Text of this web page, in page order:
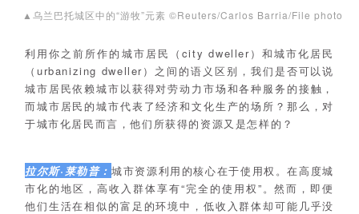
▲乌兰巴托城区中的“游牧”元素 ©Reuters/Carlos Barria/File photo
利用你之前所作的城市居民（city dweller）和城市化居民
（urbanizing dweller）之间的语义区别，我们是否可以说
城市居民依赖城市以获得对劳动力市场和各种服务的接触，
而城市居民的城市代表了经济和文化生产的场所？那么，对
于城市化居民而言，他们所获得的资源又是怎样的？
拉尔斯·莱勒普：城市资源利用的核心在于使用权。在高度城
市化的地区，高收入群体享有“完全的使用权”。然而，即便
他们生活在相似的富足的环境中，低收入群体却可能几乎没